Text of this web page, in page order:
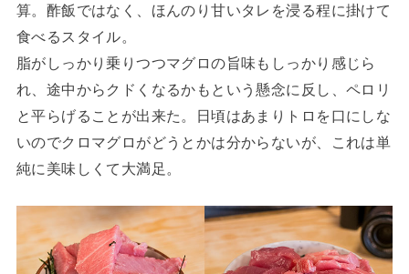
算。酢飯ではなく、ほんのり甘いタレを浸る程に掛けて
食べるスタイル。
脂がしっかり乗りつつマグロの旨味もしっかり感じら
れ、途中からクドくなるかもという懸念に反し、ペロリ
と平らげることが出来た。日頃はあまりトロを口にしな
いのでクロマグロがどうとかは分からないが、これは単
純に美味しくて大満足。